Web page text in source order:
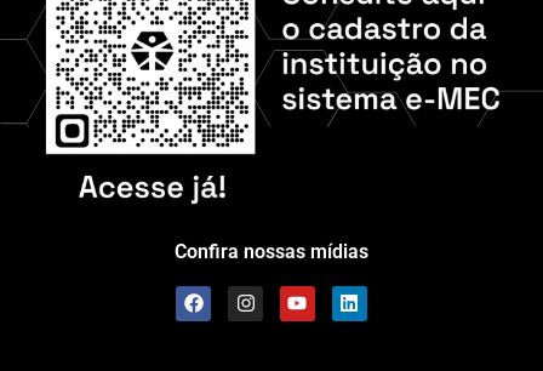
Confira nossas mídias